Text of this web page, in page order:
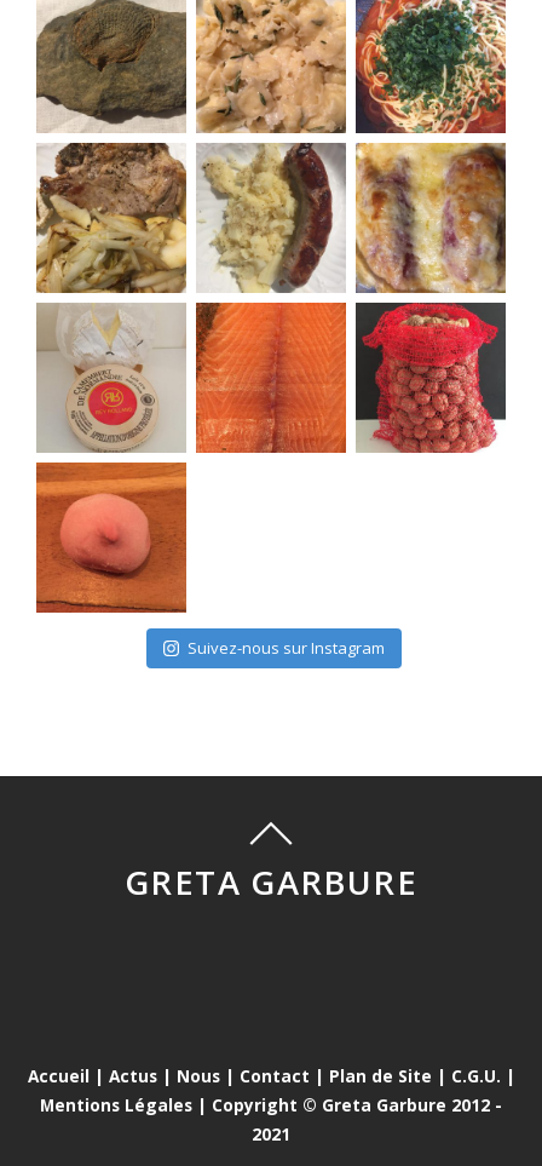
Suivez-nous sur Instagram
GRETA GARBURE
Accueil | Actus| Nous| Contact | Plan de Site | C.G.U. |
Mentions Légales | Copyright © Greta Garbure 2012 -
2021